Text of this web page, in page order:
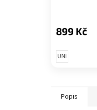
899 Kč
UNI
Popis